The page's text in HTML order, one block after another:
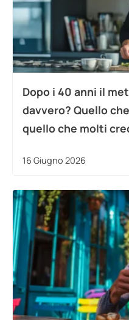
Dopo i 40 anni il
davvero? Quello
quello che molti
16 Giugno 2026